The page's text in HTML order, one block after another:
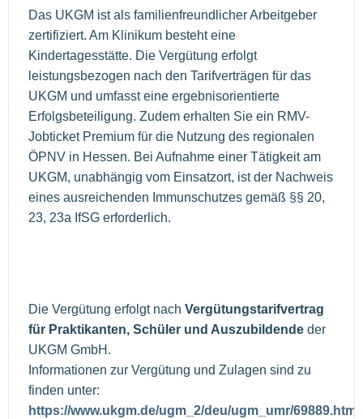
Das UKGM ist als familienfreundlicher Arbeitgeber
zertifiziert. Am Klinikum besteht eine
Kindertagesstätte. Die Vergütung erfolgt
leistungsbezogen nach den Tarifverträgen für das
UKGM und umfasst eine ergebnisorientierte
Erfolgsbeteiligung. Zudem erhalten Sie ein RMV-
Jobticket Premium für die Nutzung des regionalen
ÖPNV in Hessen. Bei Aufnahme einer Tätigkeit am
UKGM, unabhängig vom Einsatzort, ist der Nachweis
eines ausreichenden Immunschutzes gemäß §§ 20,
23, 23a IfSG erforderlich.
Die Vergütung erfolgt nach Vergütungstarifvertrag
für Praktikanten, Schüler und Auszubildende der
UKGM GmbH.
Informationen zur Vergütung und Zulagen sind zu
finden unter:
https://www.ukgm.de/ugm_2/deu/ugm_umr/69889.html